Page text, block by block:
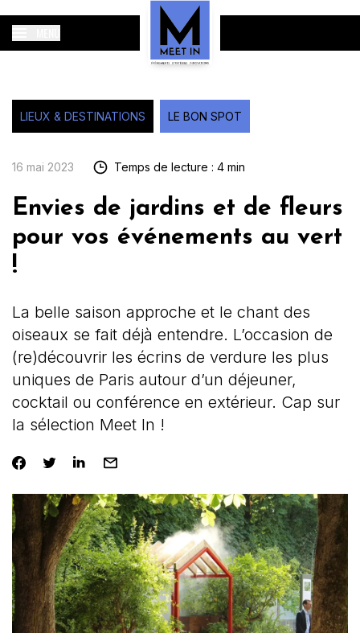
LIEUX & DESTINATIONS LE BON SPOT
16 mai 2023 Temps de lecture : 4 min
Envies de jardins et de fleurs
pour vos événements au vert
!
La belle saison approche et le chant des
oiseaux se fait déjà entendre. L’occasion de
(re)découvrir les écrins de verdure les plus
uniques de Paris autour d’un déjeuner,
cocktail ou conférence en extérieur. Cap sur
la sélection Meet In !